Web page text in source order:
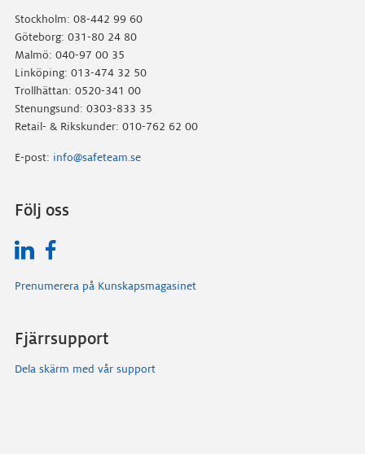
Stockholm: 08-442 99 60
Göteborg: 031-80 24 80
Malmö: 040-97 00 35
Linköping: 013-474 32 50
Trollhättan: 0520-341 00
Stenungsund: 0303-833 35
Retail- & Rikskunder: 010-762 62 00
E-post: info@safeteam.se
Följ oss
Prenumerera på Kunskapsmagasinet
Fjärrsupport
Dela skärm med vår support